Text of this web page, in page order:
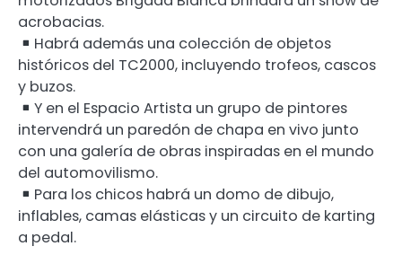
acrobacias.
Habrá además una colección de objetos
históricos del TC2000, incluyendo trofeos, cascos
y buzos.
Y en el Espacio Artista un grupo de pintores
intervendrá un paredón de chapa en vivo junto
con una galería de obras inspiradas en el mundo
del automovilismo.
Para los chicos habrá un domo de dibujo,
inflables, camas elásticas y un circuito de karting
a pedal.